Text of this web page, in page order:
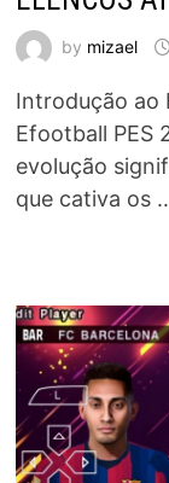
by mizael
Introdução ao
Efootball PES
evolução
que cativa os